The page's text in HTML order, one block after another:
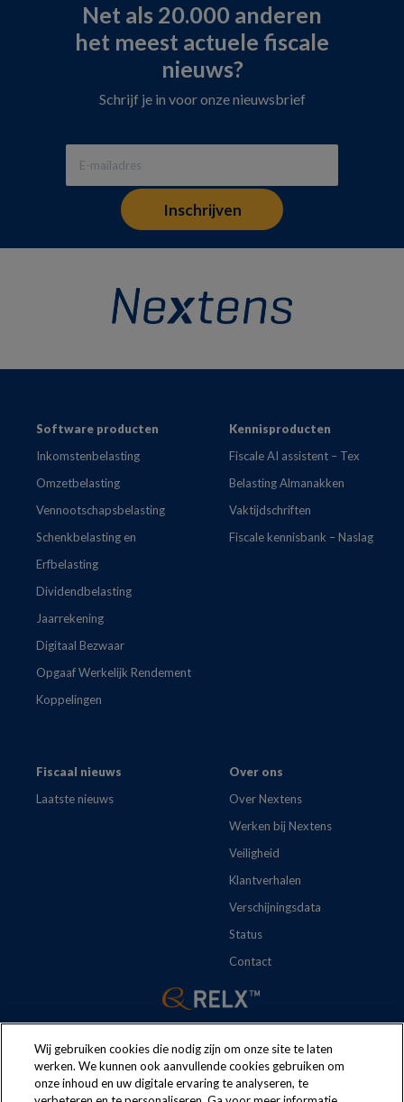
Net als 20.000 anderen
het meest actuele fiscale
nieuws?
Schrijf je in voor onze nieuwsbrief
FooterSoftware producten
Inkomstenbelasting
Omzetbelasting
Vennootschapsbelasting
Schenkbelasting en
Erfbelasting
Dividendbelasting
Jaarrekening
Digitaal Bezwaar
Opgaaf Werkelijk Rendement
Koppelingen
Kennisproducten
Fiscale AI assistent – Tex
Belasting Almanakken
Vaktijdschriften
Fiscale kennisbank – Naslag
Fiscaal nieuws
Laatste nieuws
Over ons
Over Nextens
Werken bij Nextens
Veiligheid
Klantverhalen
Verschijningsdata
Status
Contact
Wij gebruiken cookies die nodig zijn om onze site te laten
werken. We kunnen ook aanvullende cookies gebruiken om
onze inhoud en uw digitale ervaring te analyseren, te